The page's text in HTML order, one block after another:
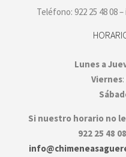
Teléfono: 922 25 48 08
Lunes a
Viernes
Si nuestro horario no
922 25 48